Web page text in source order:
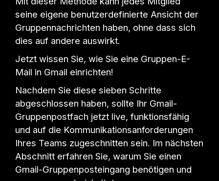
seine eigene benutzerdefinierte Ansicht der
Gruppennachrichten haben, ohne dass sich
dies auf andere auswirkt.
Jetzt wissen Sie, wie Sie eine Gruppen-E-
Mail in Gmail einrichten!
Nachdem Sie diese sieben Schritte
abgeschlossen haben, sollte Ihr Gmail-
Gruppenpostfach jetzt live, funktionsfähig
und auf die Kommunikationsanforderungen
Ihres Teams zugeschnitten sein. Im nächsten
Abschnitt erfahren Sie, warum Sie einen
Gmail-Gruppenposteingang benötigen und